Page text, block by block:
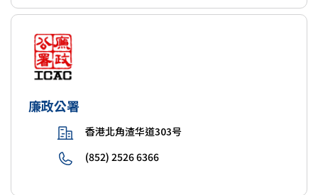
廉政公署
香港北角渣华道303号
(852) 2526 6366